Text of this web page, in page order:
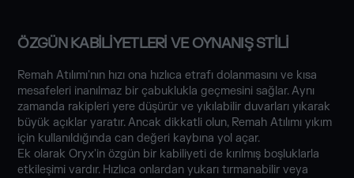
ÖZGÜN KABİLİYETLERİ VE OYNANIŞ STİLİ
Remah Atılımı'nın hızı ona hızlıca etrafı dolanmasını ve kısa
mesafeleri inanılmaz bir çabuklukla geçmesini sağlar. Aynı
zamanda rakipleri yere düşürür ve yıkılabilir duvarları yıkarak
büyük açıklar yaratır. Ancak dikkatli olun, Remah Atılımı yıkım
için kullanıldığında can değeri kaybına yol açar.
Ek olarak Oryx'in özgün bir kabiliyeti de kırılmış boşluklarla
etkileşimi vardır. Hızlıca onlardan yukarı tırmanabilir veya